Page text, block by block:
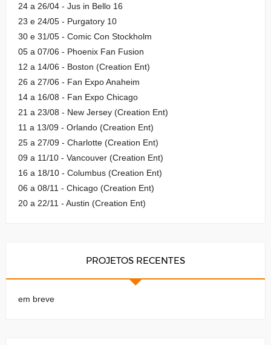
24 a 26/04 - Jus in Bello 16
23 e 24/05 - Purgatory 10
30 e 31/05 - Comic Con Stockholm
05 a 07/06 - Phoenix Fan Fusion
12 a 14/06 - Boston (Creation Ent)
26 a 27/06 - Fan Expo Anaheim
14 a 16/08 - Fan Expo Chicago
21 a 23/08 - New Jersey (Creation Ent)
11 a 13/09 - Orlando (Creation Ent)
25 a 27/09 - Charlotte (Creation Ent)
09 a 11/10 - Vancouver (Creation Ent)
16 a 18/10 - Columbus (Creation Ent)
06 a 08/11 - Chicago (Creation Ent)
20 a 22/11 - Austin (Creation Ent)
PROJETOS RECENTES
em breve